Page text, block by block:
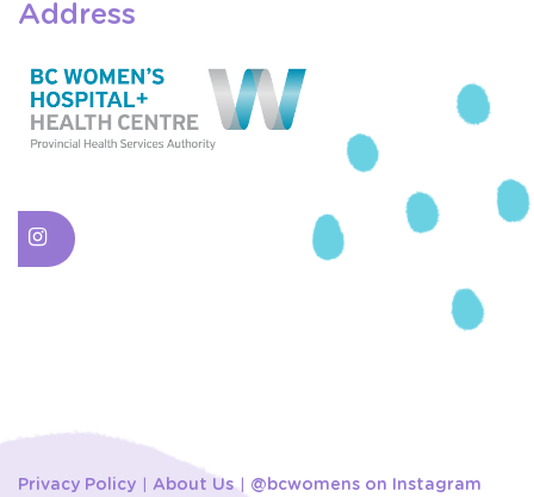
Address
Privacy Policy About Us @bcwomens on Instagram